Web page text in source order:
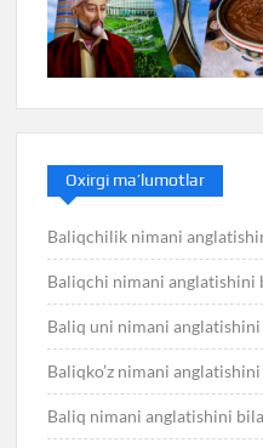
Oxirgi ma’lumotlar
Baliqchilik nimani
Baliqchi nimani anglatishini
Baliq uni nimani
Baliqko’z nimani
Baliq nimani anglatishini